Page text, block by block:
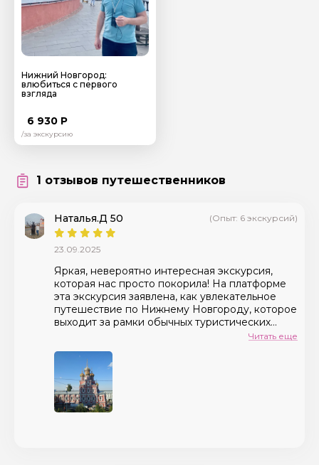
Нижний Новгород:
влюбиться с первого
взгляда
6 930 Р
/за экскурсию
1 отзывов путешественников
Наталья.Д 50 (Опыт: 6 экскурсий)
23.09.2025
Яркая, невероятно интересная экскурсия,
которая нас просто покорила! На платформе
эта экскурсия заявлена, как увлекательное
путешествие по Нижнему Новгороду, которое
выходит за рамки обычных туристических
маршрутов. И это действительно так! Мы не
пейзажами волжских просторов, но и
проехали по таким местам, куда туристы в
рамках стандартных обзорных экскурсий
просто не доезжают. Владислав – настолько
великолепный рассказчик с потрясающей
Читать еще
Ваша электронная почта
Вопросы и комментарии
Если у вас есть интересующие вопросы, можете их
задать
Я даю своё согласие на обработку персональных
данных
Отправить